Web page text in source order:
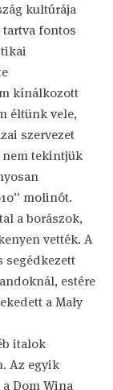
kultúrája
fontos
kínálkozott
éltünk vele,
szervezet
nem tekintjük
molinót.
a borászok,
vették. A
segédkezett
estére
a Mały
italok
Az egyik
Dom Wina